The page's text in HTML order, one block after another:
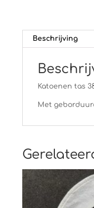
Beschrijving
Katoenen tas
Met